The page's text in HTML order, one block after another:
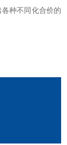
种不同化合价的